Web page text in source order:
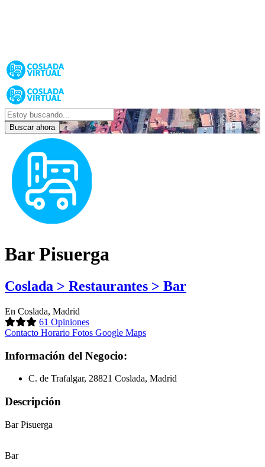
Buscar ahora
Bar Pisuerga
Coslada > Restaurantes > Bar
En Coslada, Madrid
61 Opiniones
Contacto Horario Fotos Google Maps
Información del Negocio:
C. de Trafalgar, 28821 Coslada, Madrid
Descripción
Bar Pisuerga
Bar